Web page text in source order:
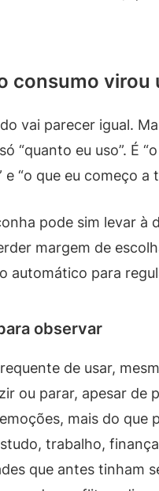
consumo virou
vai parecer igual.
“quanto eu uso”. É
e “o que eu começo
pode sim levar à
margem de
automático para
observar
de usar,
ou parar, apesar de
mais do que
trabalho,
que antes tinham